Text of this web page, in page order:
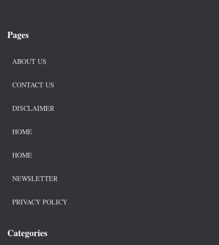
Pages
ABOUT US
CONTACT US
DISCLAIMER
HOME
HOME
NEWSLETTER
PRIVACY POLICY
Categories